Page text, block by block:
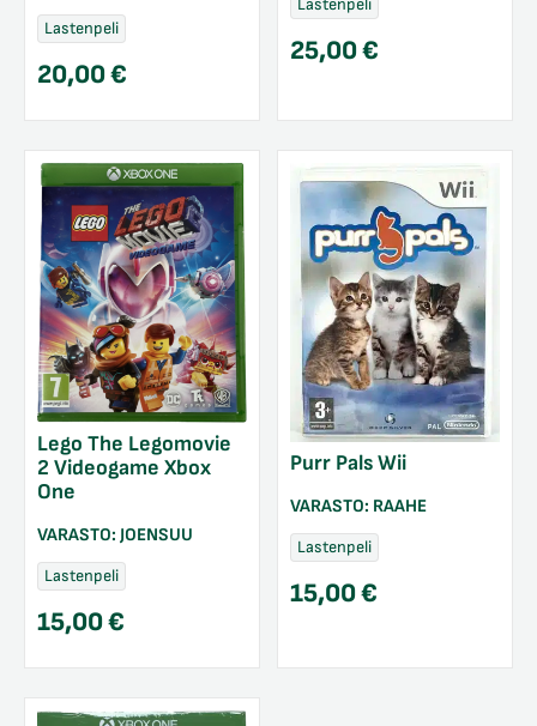
Lastenpeli
20,00€
Lastenpeli
25,00€
Lego The Legomovie
2 Videogame Xbox
One
VARASTO: JOENSUU
Lastenpeli
15,00€
Purr Pals Wii
VARASTO: RAAHE
Lastenpeli
15,00€